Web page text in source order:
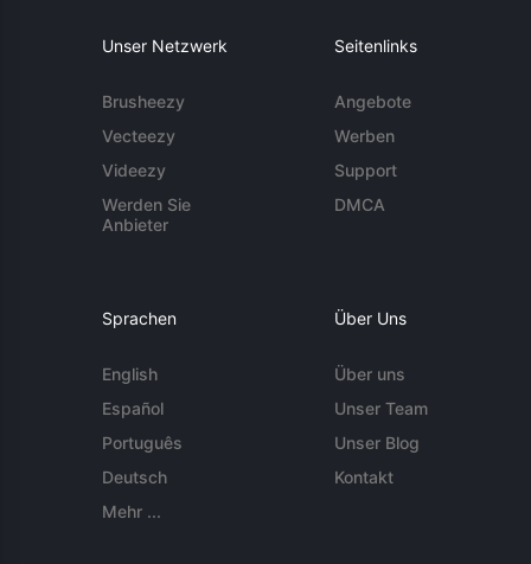
Unser Netzwerk
Brusheezy
Vecteezy
Videezy
Werden Sie
Anbieter
Seitenlinks
Angebote
Werben
Support
DMCA
Sprachen
English
Español
Português
Deutsch
Mehr ...
Über Uns
Über uns
Unser Team
Unser Blog
Kontakt